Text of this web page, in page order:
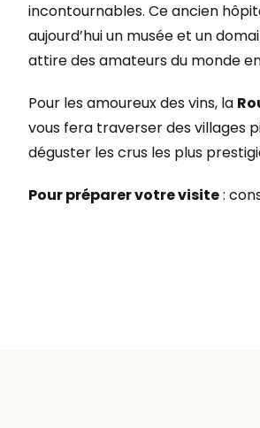
incontournables. Ce ancien
aujourd’hui un musée et un
attire des amateurs du monde
Pour les amoureux des vins, la
vous fera traverser des villages
déguster les crus les plus
Pour préparer votre visite: